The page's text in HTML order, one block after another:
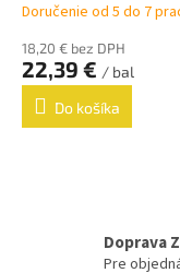
Doručenie od 5 do 7
18,20 € bez DPH
22,39 € / bal
Do košíka
Doprava
Pre